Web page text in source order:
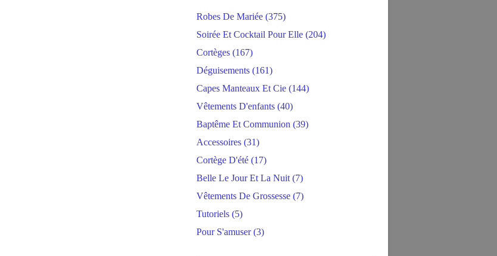
Robes De Mariée (375)
Soirée Et Cocktail Pour Elle (204)
Cortèges (167)
Déguisements (161)
Capes Manteaux Et Cie (144)
Vêtements D'enfants (40)
Baptême Et Communion (39)
Accessoires (31)
Cortège D'été (17)
Belle Le Jour Et La Nuit (7)
Vêtements De Grossesse (7)
Tutoriels (5)
Pour S'amuser(3)